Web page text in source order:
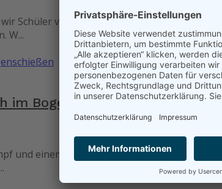
Schüler viel Aufregendes und Spaßiges
W...
im Bogenschießen
und einem riesigen Wanderpokal sind zwei